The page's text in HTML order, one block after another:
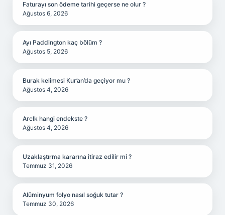
Faturayı son ödeme tarihi geçerse ne olur ?
Ağustos 6, 2026
Ayı Paddington kaç bölüm ?
Ağustos 5, 2026
Burak kelimesi Kur’an’da geçiyor mu ?
Ağustos 4, 2026
Arclk hangi endekste ?
Ağustos 4, 2026
Uzaklaştırma kararına itiraz edilir mi ?
Temmuz 31, 2026
Alüminyum folyo nasıl soğuk tutar ?
Temmuz 30, 2026